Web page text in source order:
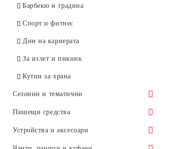
ODESA
LION
MOSCOW
ЕКО ТЕФТЕРИ
Кутии за визитки
Лепящи листчета и еко тефтeрчета
Фенерчета
ЕКО продукти
Затоплящ или Охлаждащ компрес
Барбекю и градина
Спорт и фитнес
Дни на кариерата
За излет и пикник
Кутии за храна
Сезонни и тематични
8 Март: Ден на жената
1 Юни: Ден на детето
15 Септември: Първи учебен ден
Пишещи средства
Пластмасови химикалки
Метални химикалки
Устройства и аксесоари